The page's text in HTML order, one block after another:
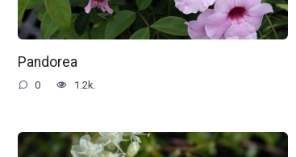
Pandorea
0 1.2k.